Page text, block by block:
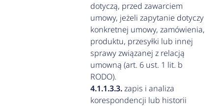
dotyczą, przed zawarciem
umowy, jeżeli zapytanie dotyczy
konkretnej umowy, zamówienia,
produktu, przesyłki lub innej
sprawy związanej z relacją
umowną (art. 6 ust. 1 lit. b
RODO).
zapis i analiza
korespondencji lub historii